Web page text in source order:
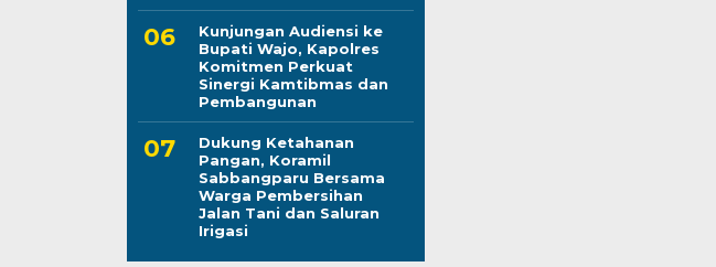
Kunjungan Audiensi ke
Bupati Wajo, Kapolres
Komitmen Perkuat
Sinergi Kamtibmas dan
Pembangunan
Dukung Ketahanan
Pangan, Koramil
Sabbangparu Bersama
Warga Pembersihan
Jalan Tani dan Saluran
Irigasi